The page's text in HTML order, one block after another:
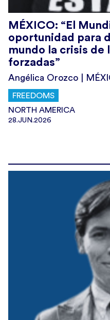
MÉXICO: “El
oportunidad para
mundo la crisis de
forzadas”
Angélica Orozco |
FREEDOMS
NORTH AMERICA
28.JUN.2026